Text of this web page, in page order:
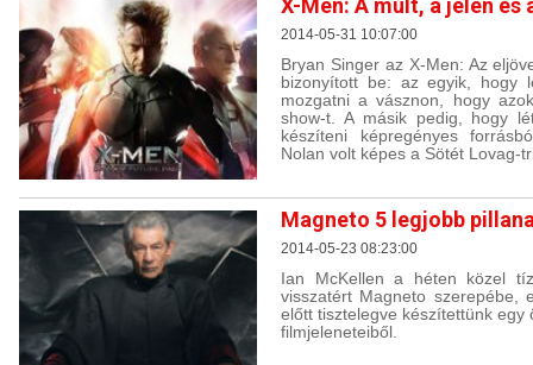
X-Men: A múlt, a jelen és
2014-05-31 10:07:00
Bryan Singer az X-Men: Az
bizonyított be: az egyik, hogy
mozgatni a vásznon, hogy
show-t. A másik pedig, hogy
készíteni képregényes
Nolan volt képes a Sötét Lovag-
Magneto 5 legjobb
2014-05-23 08:23:00
Ian McKellen a héten közel
visszatért Magneto szerepébe,
előtt tisztelegve készítettünk
filmjeleneteiből.